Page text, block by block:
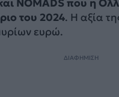
NOMADS που η
του 2024. Η αξία
ευρώ.
ΔΙΑΦΗΜΙΣΗ